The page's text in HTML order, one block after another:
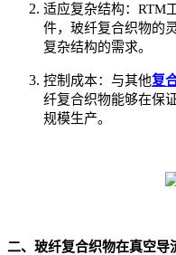
适应复杂结构：RTM
件，玻纤复合织物的
复杂结构的需求。
控制成本：与其他复
纤复合织物能够在保
规模生产。
二、玻纤复合织物在真空导